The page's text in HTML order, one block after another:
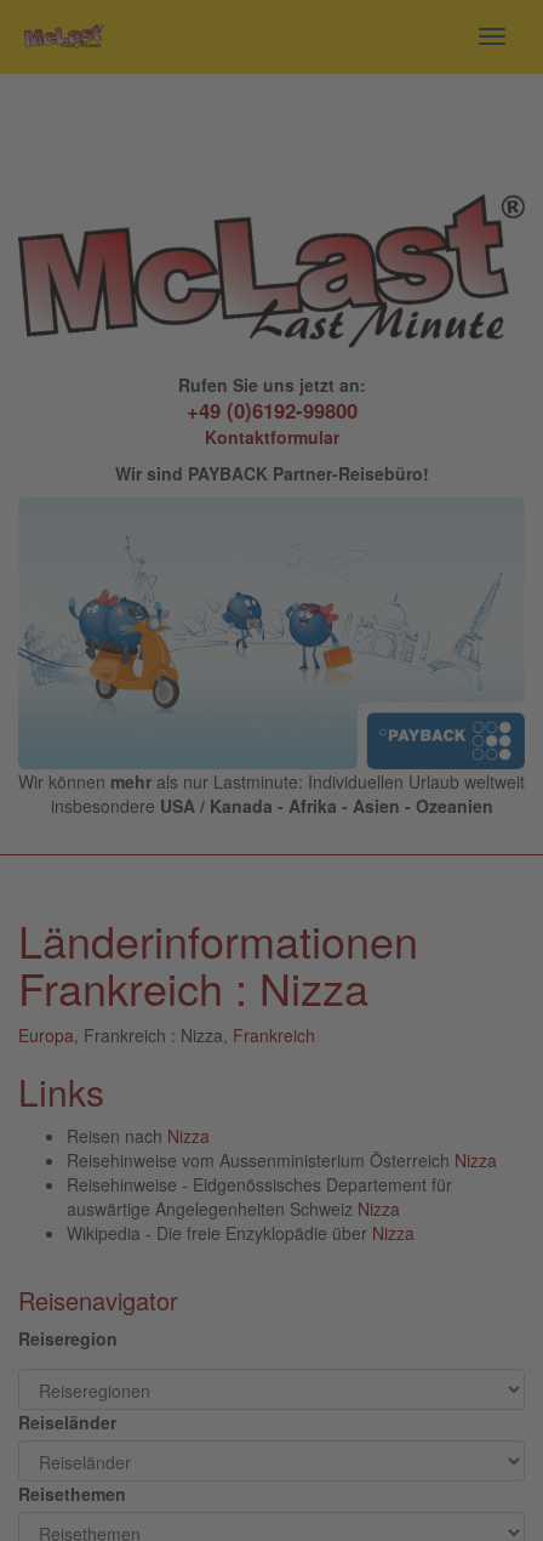
Rufen Sie uns jetzt an:
+49 (0)6192-99800
Kontaktformular
Wir sind PAYBACK Partner-Reisebüro!
Wir können mehr als nur Lastminute: Individuellen Urlaub weltweit
insbesondere USA / Kanada - Afrika - Asien - Ozeanien
Länderinformationen
Frankreich : Nizza
Europa , Frankreich : Nizza, Frankreich
Links
Reisen nach Nizza
Reisehinweise vom Aussenministerium Österreich Nizza
Reisehinweise - Eidgenössisches Departement für
auswärtige Angelegenheiten Schweiz Nizza
Wikipedia - Die freie Enzyklopädie über Nizza
Reisenavigator
Reiseregion
Reiseländer
Reisethemen